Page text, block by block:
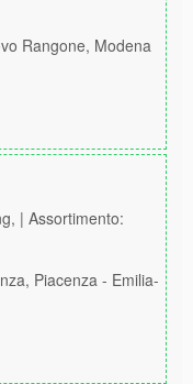
Rangone, Modena
| Assortimento:
Piacenza - Emilia-